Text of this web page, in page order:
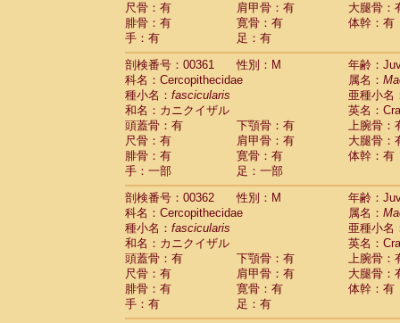
尺骨：有
肩甲骨：有
大腿骨：
腓骨：有
寛骨：有
体幹：有
手：有
足：有
剖検番号：00361
性別：M
年齢：
科名：Cercopithecidae
属名：
種小名： fascicularis
亜種小名
和名：カニクイザル
英名：
頭蓋骨：有
下顎骨：有
上腕骨：
尺骨：有
肩甲骨：有
大腿骨：
腓骨：有
寛骨：有
体幹：有
手：一部
足：一部
剖検番号：00362
性別：M
年齢：
科名：Cercopithecidae
属名：
種小名： fascicularis
亜種小名
和名：カニクイザル
英名：
頭蓋骨：有
下顎骨：有
上腕骨：
尺骨：有
肩甲骨：有
大腿骨：
腓骨：有
寛骨：有
体幹：有
手：有
足：有